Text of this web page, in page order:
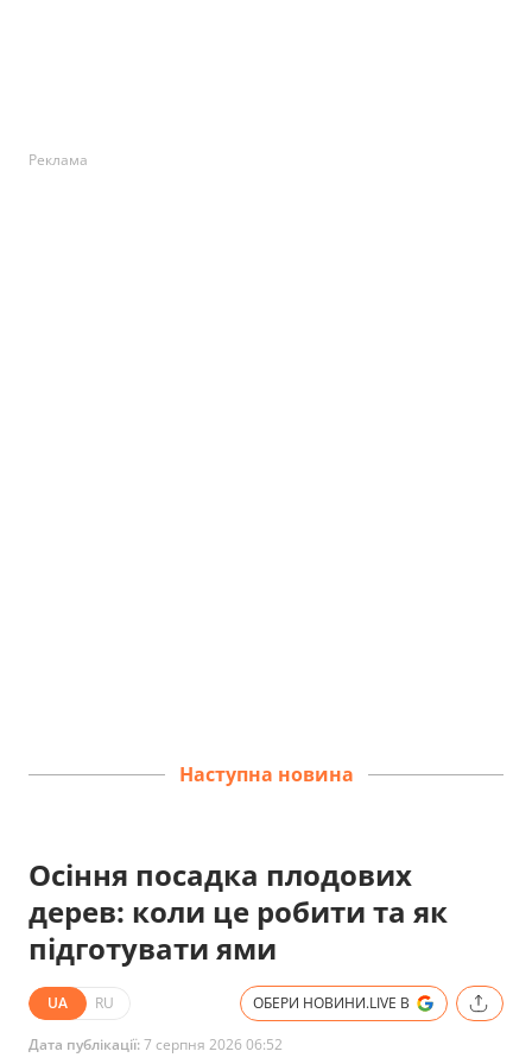
Реклама
Наступна новина
Осіння посадка плодових
дерев: коли це робити та як
підготувати ями
UA RU ОБЕРИ НОВИНИ.LIVE В
Дата публікації:7 серпня 2026 06:52